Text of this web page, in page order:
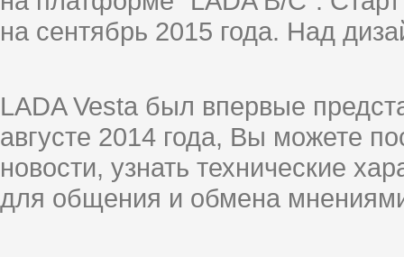
на сентябрь 2015 года. Над
LADA Vesta был впервые
августе 2014 года, Вы можете
новости, узнать технические
для общения и обмена